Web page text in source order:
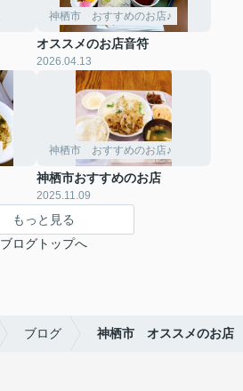
神栖市 おすすめのお店♪
オススメのお店音符
2026.04.13
神栖市 おすすめのお店♪
神栖市おすすめのお店
2025.11.09
もっと見る
ブログトップへ
ブログ 神栖市 オススメのお店